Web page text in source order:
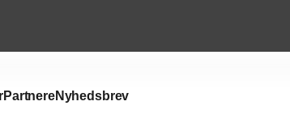
PartnereNyhedsbrev